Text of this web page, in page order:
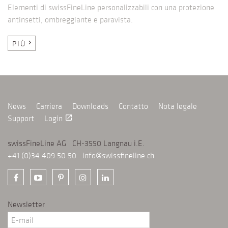
Elementi di swissFineLine personalizzabili con una protezione
antinsetti, ombreggiante e paravista.
PIÙ chevron_right
News Carriera Downloads Contatto
Nota legale
Support
Login launch
swissFineLine AG CH-3550 Langnau i.E.
+41 (0)34 409 50 50
info@swissfineline.ch
Newsletter